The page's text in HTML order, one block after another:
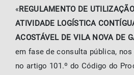
«REGULAMENTO DE
ATIVIDADE LOGÍSTICA
ACOSTÁVEL DE VILA NOVA DE
em fase de consulta pública,
no artigo 101.º do Código do